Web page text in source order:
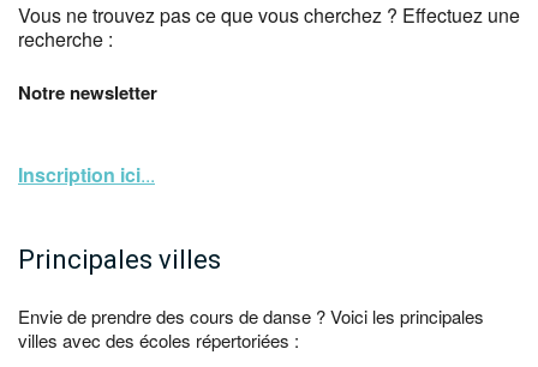
Vous ne trouvez pas ce que vous cherchez ? Effectuez une
recherche :
Notre newsletter
Inscription ici...
Principales villes
Envie de prendre des cours de danse ? Voici les principales
villes avec des écoles répertoriées :